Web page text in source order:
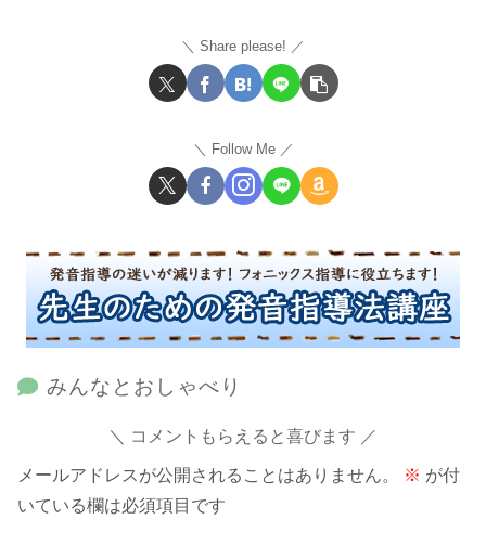
Share please!
Follow Me
みんなとおしゃべり
コメントもらえると喜びます
メールアドレスが公開されることはありません。 ※ が付
いている欄は必須項目です